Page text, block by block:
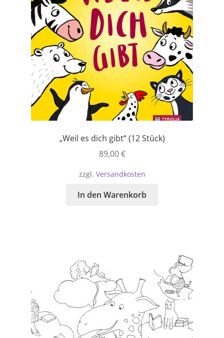
„Weil es dich gibt“ (12 Stück)
89,00€
zzgl. Versandkosten
In den Warenkorb